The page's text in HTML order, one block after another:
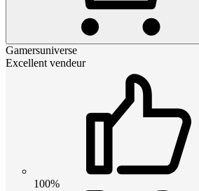
Gamersuniverse
Excellent vendeur
100%